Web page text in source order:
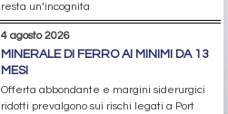
resta un’incognita
4 agosto 2026
MINERALE DI FERRO AI MINIMI DA 13
MESI
Offerta abbondante e margini siderurgici
ridotti prevalgono sui rischi legati a Port